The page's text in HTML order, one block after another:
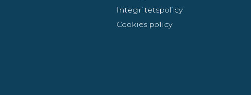
Integritetspolicy
Cookies policy